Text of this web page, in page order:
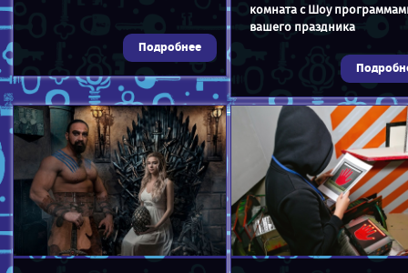
Подробнее
комната с Шоу
вашего праздника